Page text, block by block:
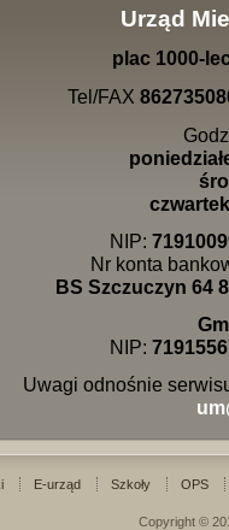
Urząd
plac 1000-
Tel/FAX
NIP:
Nr konta
BS Szczuczyn 64
NIP:
Uwagi odnośnie
E-urząd Szkoły OPS
Copyright ©